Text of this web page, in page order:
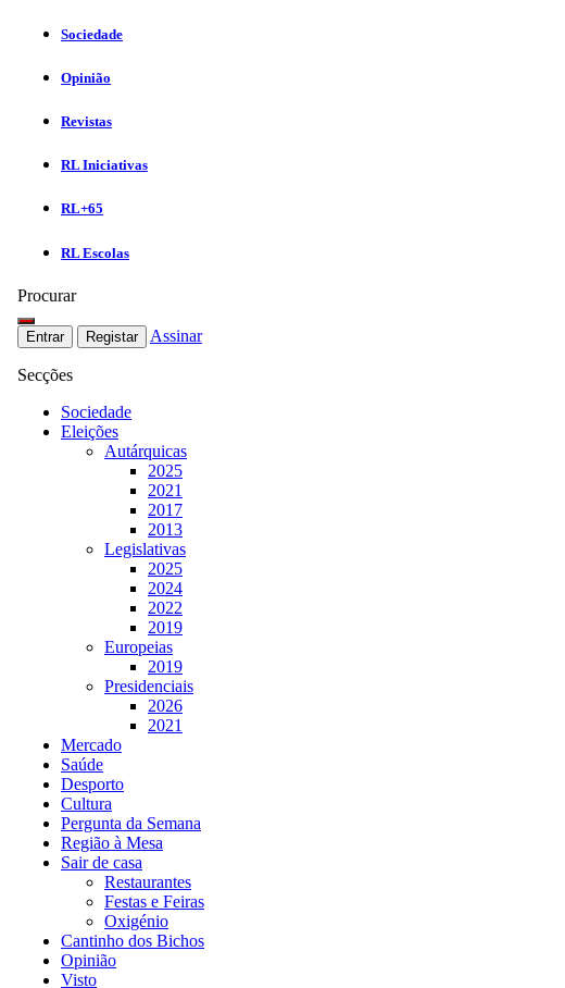
Sociedade
Opinião
Revistas
RL Iniciativas
RL+65
RL Escolas
Procurar
Entrar Registar Assinar
Secções
Sociedade
Eleições
Autárquicas
2025
2021
2017
2013
Legislativas
2025
2024
2022
2019
Europeias
2019
Presidenciais
2026
2021
Mercado
Saúde
Desporto
Cultura
Pergunta da Semana
Região à Mesa
Sair de casa
Restaurantes
Festas e Feiras
Oxigénio
Cantinho dos Bichos
Opinião
Visto